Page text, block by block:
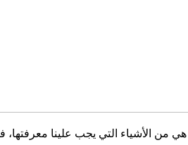
هي من الأشياء التي يجب علينا